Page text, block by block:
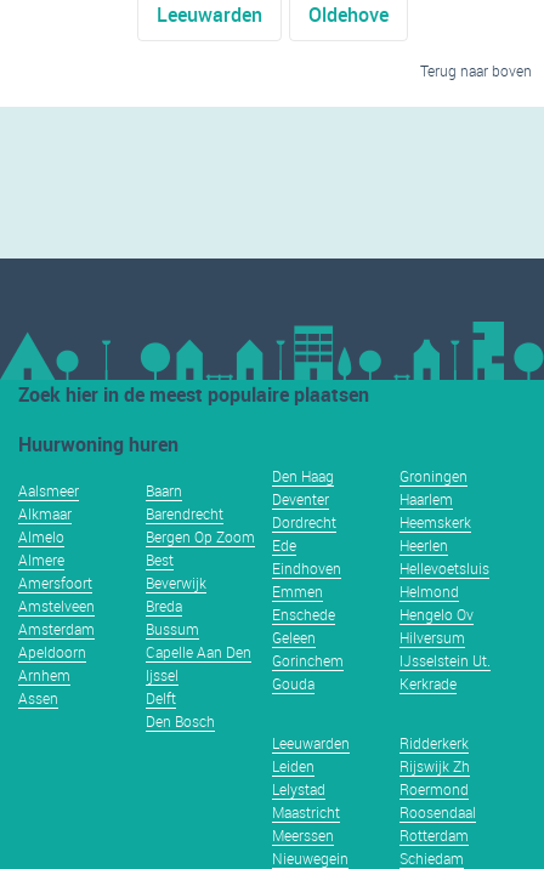
Leeuwarden Oldehove
Terug naar boven
Zoek hier in de meest populaire plaatsen
Huurwoning huren
Aalsmeer
Alkmaar
Almelo
Almere
Amersfoort
Amstelveen
Amsterdam
Apeldoorn
Arnhem
Assen
Baarn
Barendrecht
Bergen Op Zoom
Best
Beverwijk
Breda
Bussum
Capelle Aan Den
Ijssel
Delft
Den Bosch
Den Haag
Deventer
Dordrecht
Ede
Eindhoven
Emmen
Enschede
Geleen
Gorinchem
Gouda
Groningen
Haarlem
Heemskerk
Heerlen
Hellevoetsluis
Helmond
Hengelo Ov
Hilversum
IJsselstein Ut.
Kerkrade
Leeuwarden
Leiden
Lelystad
Maastricht
Meerssen
Nieuwegein
Ridderkerk
Rijswijk Zh
Roermond
Roosendaal
Rotterdam
Schiedam